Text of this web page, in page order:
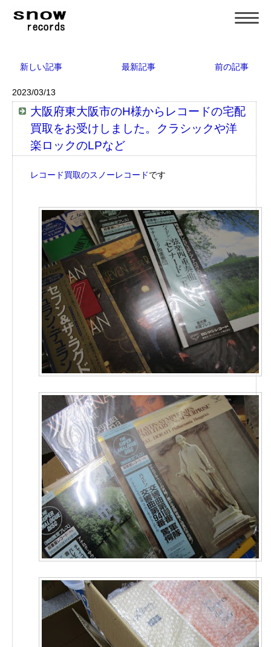
新しい記事 最新記事 前の記事
2023/03/13
大阪府東大阪市のH様からレコードの宅配
買取をお受けしました。クラシックや洋
楽ロックのLPなど
レコード買取のスノーレコードです